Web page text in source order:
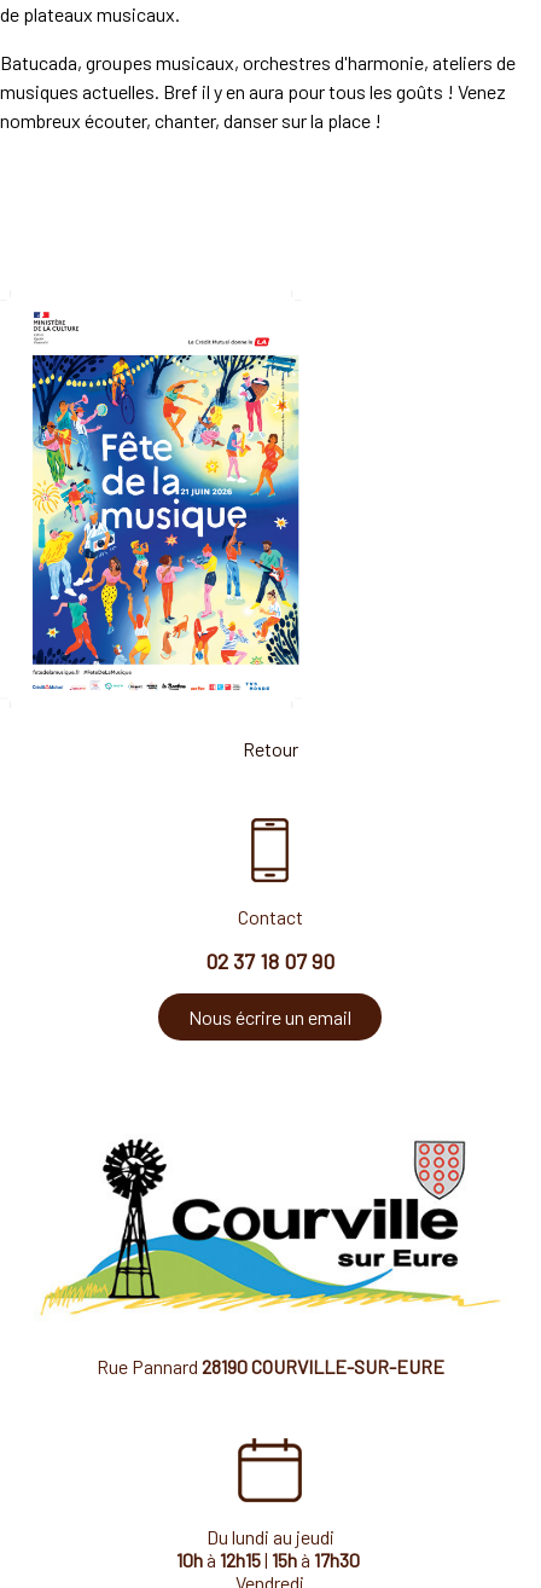
de plateaux musicaux.
Batucada, groupes musicaux, orchestres d'harmonie, ateliers de
musiques actuelles. Bref il y en aura pour tous les goûts ! Venez
nombreux écouter, chanter, danser sur la place !
Retour
Contact
02 37 18 07 90
Nous écrire un email
Rue Pannard 28190 COURVILLE-SUR-EURE
Du lundi au jeudi
10hà 12h15| 15hà 17h30
Vendredi